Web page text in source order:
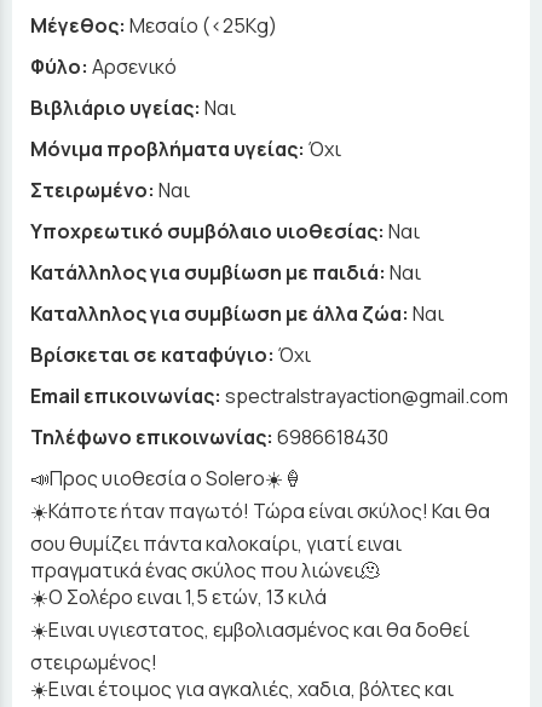
Μέγεθος: Μεσαίο (<25Kg)
Φύλο: Αρσενικό
Βιβλιάριο υγείας: Ναι
Μόνιμα προβλήματα υγείας: Όχι
Στειρωμένο: Ναι
Υποχρεωτικό συμβόλαιο υιοθεσίας: Ναι
Κατάλληλος για συμβίωση με παιδιά: Ναι
Καταλληλος για συμβίωση με άλλα ζώα: Ναι
Βρίσκεται σε καταφύγιο: Όχι
Email επικοινωνίας: spectralstrayaction@gmail.com
Τηλέφωνο επικοινωνίας: 6986618430
📣Προς υιοθεσία ο Solero☀️🍦
☀️Κάποτε ήταν παγωτό! Τώρα είναι σκύλος! Και θα
σου θυμίζει πάντα καλοκαίρι, γιατί ειναι
πραγματικά ένας σκύλος που λιώνει🫠
☀️Ο Σολέρο ειναι 1,5 ετών, 13 κιλά
☀️Ειναι υγιεστατος, εμβολιασμένος και θα δοθεί
στειρωμένος!
☀️Ειναι έτοιμος για αγκαλιές, χαδια, βόλτες και